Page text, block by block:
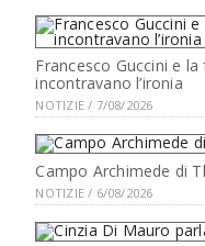
Francesco Guccini e
incontravano l’ironia
NOTIZIE / 7/08/2026
Campo Archimede di
NOTIZIE / 6/08/2026